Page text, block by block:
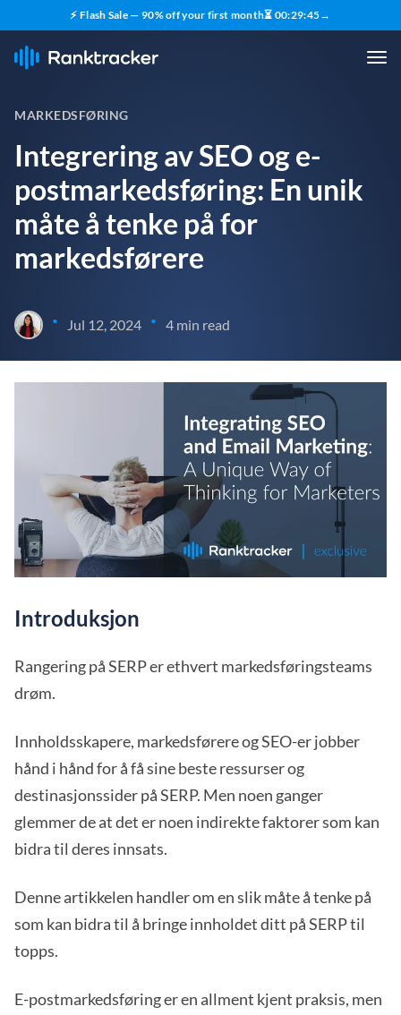
⚡ Flash Sale — 90% off your first month⏳ 00:29:44→
MARKEDSFØRING
Integrering av SEO og e-
postmarkedsføring: En unik
måte å tenke på for
markedsførere
• Jul 12, 2024 • 4 min read
Introduksjon
Rangering på SERP er ethvert markedsføringsteams
drøm.
Innholdsskapere, markedsførere og SEO-er jobber
hånd i hånd for å få sine beste ressurser og
destinasjonssider på SERP. Men noen ganger
glemmer de at det er noen indirekte faktorer som kan
bidra til deres innsats.
Denne artikkelen handler om en slik måte å tenke på
som kan bidra til å bringe innholdet ditt på SERP til
topps.
E-postmarkedsføring er en allment kjent praksis, men